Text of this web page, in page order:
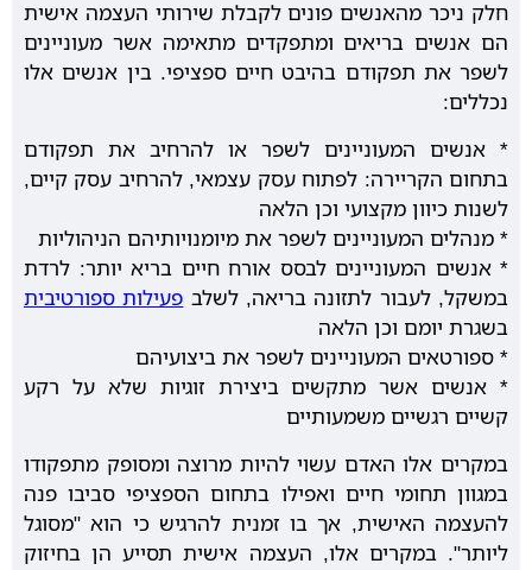
חלק ניכר מהאנשים פונים לקבלת שירותי העצמה אישית
הם אנשים בריאים ומתפקדים מתאימה אשר מעוניינים
לשפר את תפקודם בהיבט חיים ספציפי. בין אנשים אלו
נכללים:
* אנשים המעוניינים לשפר או להרחיב את תפקודם
בתחום הקריירה: לפתוח עסק עצמאי, להרחיב עסק קיים,
לשנות כיוון מקצועי וכן הלאה
* מנהלים המעוניינים לשפר את מיומנויותיהם הניהוליות
* אנשים המעוניינים לבסס אורח חיים בריא יותר: לרדת
במשקל, לעבור לתזונה בריאה, לשלב פעילות ספורטיבית
בשגרת יומם וכן הלאה
* ספורטאים המעוניינים לשפר את ביצועיהם
* אנשים אשר מתקשים ביצירת זוגיות שלא על רקע
קשיים רגשיים משמעותיים
במקרים אלו האדם עשוי להיות מרוצה ומסופק מתפקודו
במגוון תחומי חיים ואפילו בתחום הספציפי סביבו פנה
להעצמה האישית, אך בו זמנית להרגיש כי הוא "מסוגל
ליותר". במקרים אלו, העצמה אישית תסייע הן בחיזוק